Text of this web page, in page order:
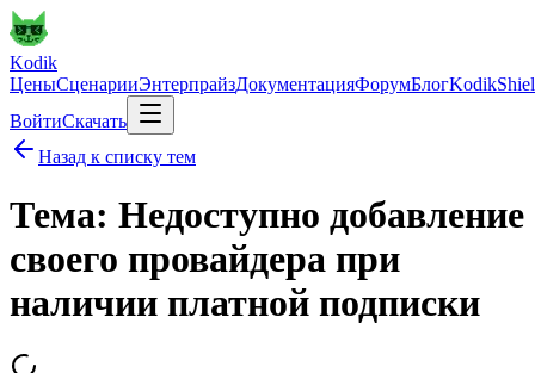
Kodik
ЦеныСценарииЭнтерпрайзДокументацияФорумБлог
ВойтиСкачать
Назад к списку тем
Тема: Недоступно добавление
своего провайдера при
наличии платной подписки